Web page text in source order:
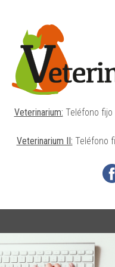
Veterinarium: Teléfono fijo
Veterinarium II: Teléfono